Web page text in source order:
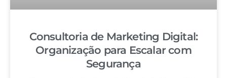
Consultoria de Marketing Digital:
Organização para Escalar com
Segurança